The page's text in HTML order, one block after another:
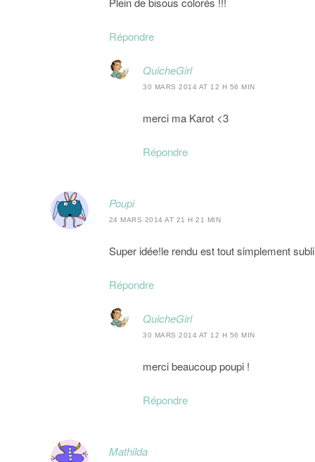
Répondre
QuicheGirl
30 MARS 2014 AT 12 H 56 MIN
merci ma Karot <3
Répondre
Poupi
24 MARS 2014 AT 21 H 21 MIN
Super idée!le rendu est tout simplement
Répondre
QuicheGirl
30 MARS 2014 AT 12 H 56 MIN
merci beaucoup poupi !
Répondre
Mathilda